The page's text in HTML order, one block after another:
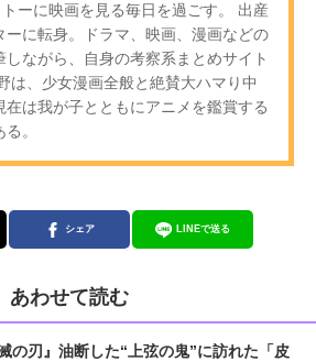
ーに映画を見る毎日を過ごす。 出産
ーに転身。ドラマ、映画、漫画などの
しながら、自身の考察系まとめサイト
は、少女漫画全般と絶賛大ハマり中
は我が子とともにアニメを鑑賞する
。
シェア LINEで送る
あわせて読む
滅の刃』油断した“上弦の鬼”に訪れた「皮